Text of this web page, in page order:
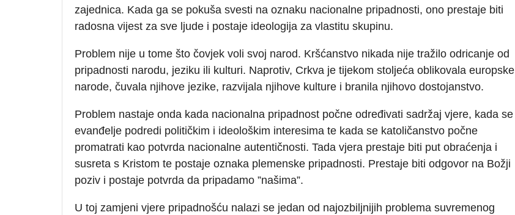
zajednica. Kada ga se pokuša svesti na oznaku nacionalne pripadnosti, ono prestaje biti
radosna vijest za sve ljude i postaje ideologija za vlastitu skupinu.
Problem nije u tome što čovjek voli svoj narod. Kršćanstvo nikada nije tražilo odricanje od
pripadnosti narodu, jeziku ili kulturi. Naprotiv, Crkva je tijekom stoljeća oblikovala europske
narode, čuvala njihove jezike, razvijala njihove kulture i branila njihovo dostojanstvo.
Problem nastaje onda kada nacionalna pripadnost počne određivati sadržaj vjere, kada se
evanđelje podredi političkim i ideološkim interesima te kada se katoličanstvo počne
promatrati kao potvrda nacionalne autentičnosti. Tada vjera prestaje biti put obraćenja i
susreta s Kristom te postaje oznaka plemenske pripadnosti. Prestaje biti odgovor na Božji
poziv i postaje potvrda da pripadamo ”našima”.
U toj zamjeni vjere pripadnošću nalazi se jedan od najozbiljnijih problema suvremenog